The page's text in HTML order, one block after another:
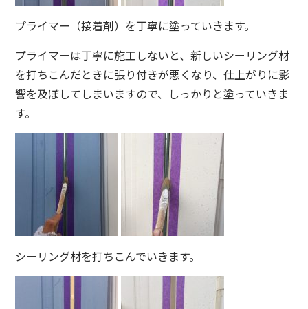
プライマー（接着剤）を丁寧に塗っていきます。
プライマーは丁寧に施工しないと、新しいシーリング材
を打ちこんだときに張り付きが悪くなり、仕上がりに影
響を及ぼしてしまいますので、しっかりと塗っていきま
す。
シーリング材を打ちこんでいきます。